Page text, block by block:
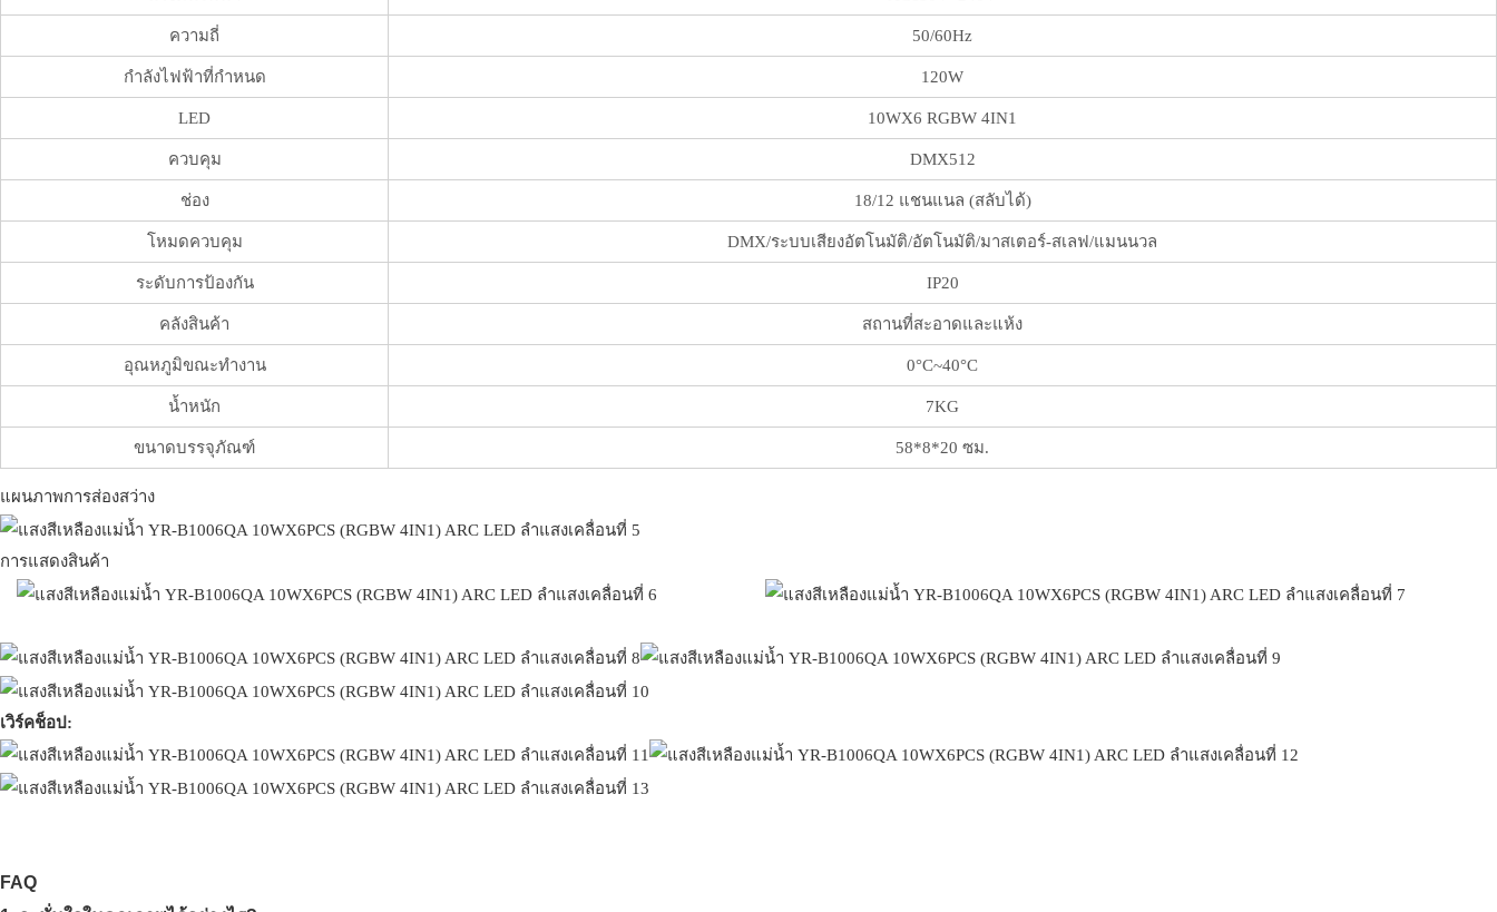
ความถี่ 50/60Hz
กำลังไฟฟ้าที่กำหนด 120W
LED 10WX6 RGBW 4IN1
ควบคุม DMX512
ช่อง 18/12 แชนแนล (สลับได้)
โหมดควบคุม DMX/ระบบเสียงอัตโนมัติ/อัตโนมัติ/มาสเตอร์-สเลฟ/แมนนวล
ระดับการป้องกัน IP20
คลังสินค้า สถานที่สะอาดและแห้ง
อุณหภูมิขณะทำงาน 0°C~40°C
น้ำหนัก 7KG
ขนาดบรรจุภัณฑ์ 58*8*20 ซม.
แผนภาพการส่องสว่าง
การแสดงสินค้า
เวิร์คช็อป:
FAQ